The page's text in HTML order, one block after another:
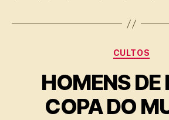
CULTOS
HOMENS DE
COPA DO